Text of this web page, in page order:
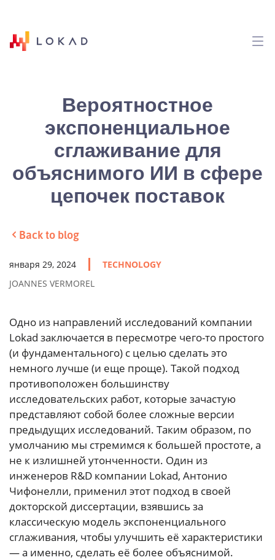
Вероятностное
экспоненциальное
сглаживание для
объяснимого ИИ в сфере
цепочек поставок
Back to blog
января 29, 2024
TECHNOLOGY
JOANNES VERMOREL
Одно из направлений исследований компании
Lokad заключается в пересмотре чего-то простого
(и фундаментального) с целью сделать это
немного лучше (и еще проще). Такой подход
противоположен большинству
исследовательских работ, которые зачастую
представляют собой более сложные версии
предыдущих исследований. Таким образом, по
умолчанию мы стремимся к большей простоте, а
не к излишней утонченности. Один из
инженеров R&D компании Lokad, Антонио
Чифонелли, применил этот подход в своей
докторской диссертации, взявшись за
классическую модель экспоненциального
сглаживания, чтобы улучшить её характеристики
— а именно, сделать её более объяснимой.